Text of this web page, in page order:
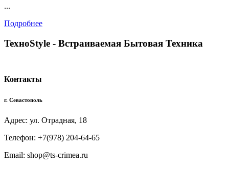
...
Подробнее
TexноStyle - Встраиваемая Бытовая Техника
Контакты
г. Севастополь
Адрес: ул. Отрадная, 18
Телефон: +7(978) 204-64-65
Email: shop@ts-crimea.ru